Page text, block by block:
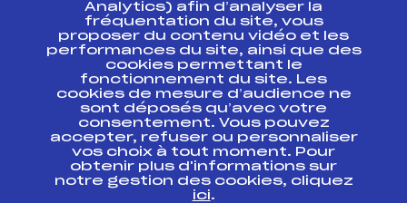
Ressources
Pass’Neige
Projet sportif fédéral
Projet de performance fédéral
Antidopage
Pôle Développement, Formation, Suivi
Scientifique
Listes ministérielles
Pôle vie de l’athlète
Analytics) afin d’analyser la
fréquentation du site, vous
proposer du contenu vidéo et les
performances du site, ainsi que des
cookies permettant le
fonctionnement du site. Les
cookies de mesure d’audience ne
sont déposés qu’avec votre
consentement. Vous pouvez
accepter, refuser ou personnaliser
vos choix à tout moment. Pour
obtenir plus d'informations sur
notre gestion des cookies, cliquez
ici.